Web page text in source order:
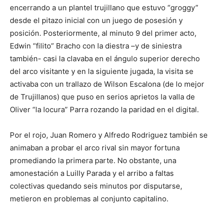
encerrando a un plantel trujillano que estuvo “groggy”
desde el pitazo inicial con un juego de posesión y
posición. Posteriormente, al minuto 9 del primer acto,
Edwin “filito” Bracho con la diestra –y de siniestra
también- casi la clavaba en el ángulo superior derecho
del arco visitante y en la siguiente jugada, la visita se
activaba con un trallazo de Wilson Escalona (de lo mejor
de Trujillanos) que puso en serios aprietos la valla de
Oliver “la locura” Parra rozando la paridad en el digital.
Por el rojo, Juan Romero y Alfredo Rodriguez también se
animaban a probar el arco rival sin mayor fortuna
promediando la primera parte. No obstante, una
amonestación a Luilly Parada y el arribo a faltas
colectivas quedando seis minutos por disputarse,
metieron en problemas al conjunto capitalino.